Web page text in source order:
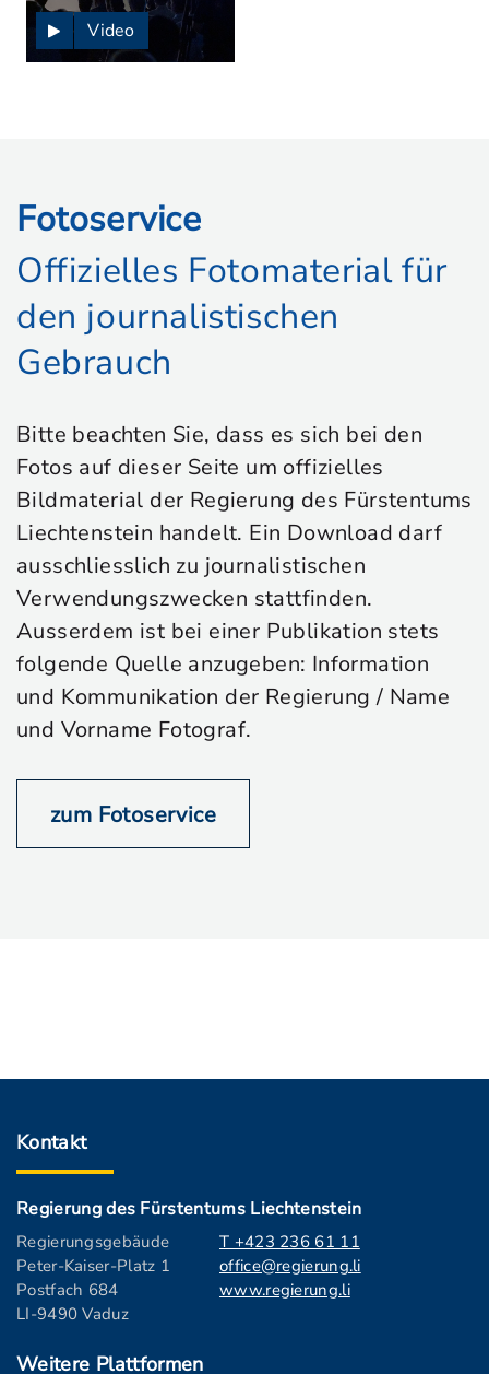
Video
Fotoservice
Offizielles Fotomaterial für
den journalistischen
Gebrauch
Bitte beachten Sie, dass es sich bei den
Fotos auf dieser Seite um offizielles
Bildmaterial der Regierung des Fürstentums
Liechtenstein handelt. Ein Download darf
ausschliesslich zu journalistischen
Verwendungszwecken stattfinden.
Ausserdem ist bei einer Publikation stets
folgende Quelle anzugeben: Information
und Kommunikation der Regierung / Name
und Vorname Fotograf.
zum Fotoservice
Kontakt
Regierung des Fürstentums Liechtenstein
Regierungsgebäude
Peter-Kaiser-Platz 1
Postfach 684
LI-9490 Vaduz
T +423 236 61 11
office@regierung.li
www.regierung.li
Weitere Plattformen